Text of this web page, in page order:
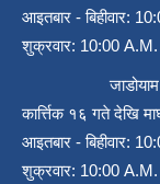
आइतबार - बिहीवार:
शुक्रवार: 10:00
जाडोयाम
कार्त्तिक १६ गते देखि
आइतबार - बिहीवार:
शुक्रवार: 10:00